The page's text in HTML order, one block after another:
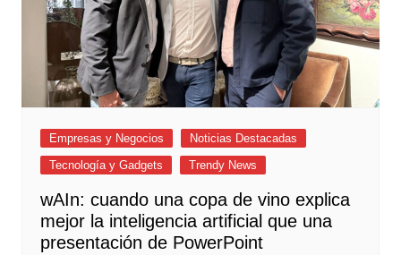
Empresas y Negocios
Noticias Destacadas
Tecnología y Gadgets
Trendy News
wAIn: cuando una copa de vino explica
mejor la inteligencia artificial que una
presentación de PowerPoint